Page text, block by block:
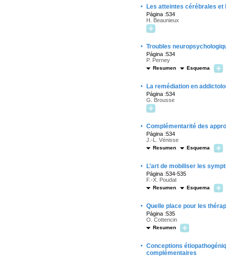
· Les atteintes cérébrales et
Página :534
H. Beaunieux
· Troubles
Página :534
P. Perney
Resumen Esquema
· La remédiation en
Página :534
G. Brousse
· Complémentarité des
Página :534
J.-L. Vénisse
Resumen Esquema
· L’art de mobiliser les
Página :534-535
F.-X. Poudat
Resumen Esquema
· Quelle place pour les
Página :535
O. Cottencin
Resumen
· Conceptions
complémentaires